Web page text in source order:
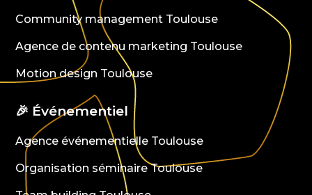
Community management Toulouse
Agence de contenu marketing Toulouse
Motion design Toulouse
🎉 Événementiel
Agence événementielle Toulouse
Organisation séminaire Toulouse